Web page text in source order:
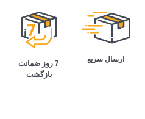
ارسال سریع
7 روز ضمانت
بازگشت